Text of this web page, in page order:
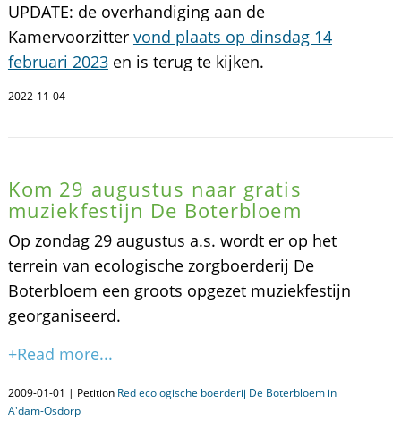
UPDATE: de overhandiging aan de
Kamervoorzitter vond plaats op dinsdag 14
februari 2023en is terug te kijken.
2022-11-04
Kom 29 augustus naar gratis
muziekfestijn De Boterbloem
Op zondag 29 augustus a.s. wordt er op het
terrein van ecologische zorgboerderij De
Boterbloem een groots opgezet muziekfestijn
georganiseerd.
+Read more...
2009-01-01 | Petition Red ecologische boerderij De Boterbloem in
A'dam-Osdorp